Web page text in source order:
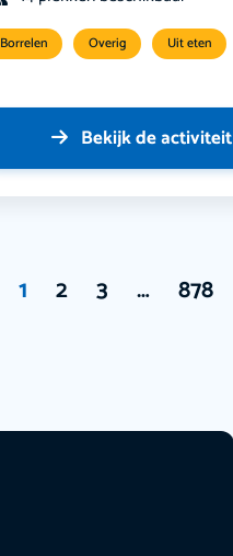
Borrelen Overig Uit eten
Bekijk de activiteit
1 2 3 … 878